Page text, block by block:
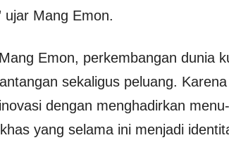
ujar Mang Emon.
Emon, perkembangan dunia
sekaligus peluang.
dengan menghadirkan
yang selama ini menjadi